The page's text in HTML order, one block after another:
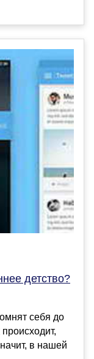
детство?
себя до
в нашей